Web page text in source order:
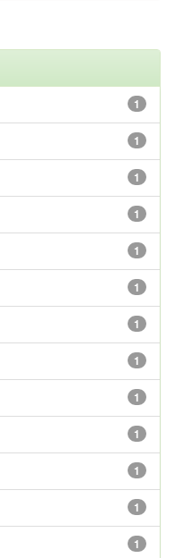
1
1
1
1
1
1
1
1
1
1
1
1
1